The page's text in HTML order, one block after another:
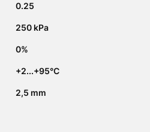
0.25
250 kPa
0%
+2...+95°C
2,5 mm